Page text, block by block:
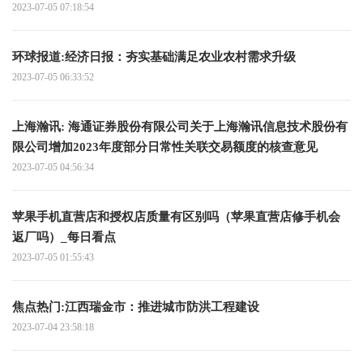
2023-07-05 07:18:54
环球报道:经济日报：夯实基础满足农业农村需求升级
2023-07-05 06:33:52
上海瀚讯: 海通证券股份有限公司关于上海瀚讯信息技术股份有
限公司增加2023年度部分日常性关联交易额度的核查意见
2023-07-05 04:56:34
苹果手机直营店和授权店质量有区别吗（苹果直营店修手机会
返厂吗）_每日看点
2023-07-05 01:55:43
焦点热门:江西瑞金市：推进城市防洪工程建设
2023-07-04 23:58:18